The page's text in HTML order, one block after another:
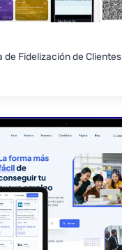
de Fidelización de Clientes